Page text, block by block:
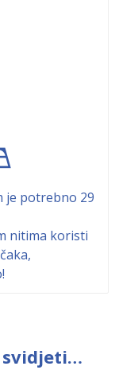
je potrebno 29
nitima koristi
svidjeti…